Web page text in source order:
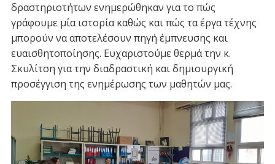
δραστηριοτήτων ενημερώθηκαν για το πώς
γράφουμε μία ιστορία καθώς και πώς τα έργα τέχνης
μπορούν να αποτελέσουν πηγή έμπνευσης και
ευαισθητοποίησης. Ευχαριστούμε θερμά την κ.
Σκυλίτση για την διαδραστική και δημιουργική
προσέγγιση της ενημέρωσης των μαθητών μας.